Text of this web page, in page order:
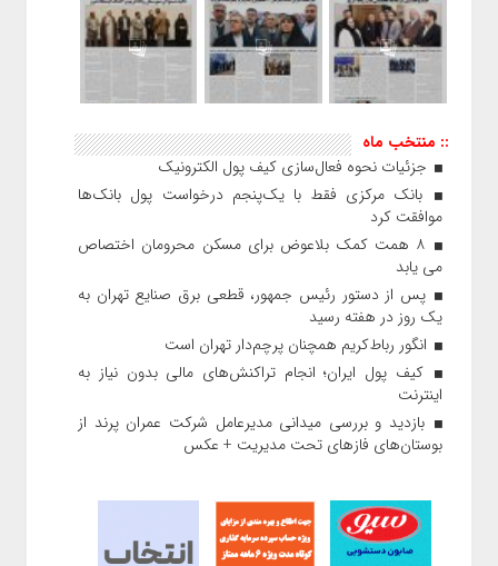
:: منتخب ماه
جزئیات نحوه فعال‌سازی کیف پول الکترونیک
بانک مرکزی فقط با یک‌‎پنجم درخواست پول بانک‌ها
موافقت کرد
۸ همت کمک بلاعوض برای مسکن محرومان اختصاص
می یابد
پس از دستور رئیس‌ جمهور، قطعی برق صنایع تهران به
یک روز در هفته رسید
انگور رباط‌کریم همچنان پرچم‌دار تهران است
کیف پول ایران؛ انجام تراکنش‌های مالی بدون نیاز به
اینترنت
بازدید و بررسی میدانی مدیرعامل شرکت عمران پرند از
بوستان‌های فازهای تحت مدیریت + عکس